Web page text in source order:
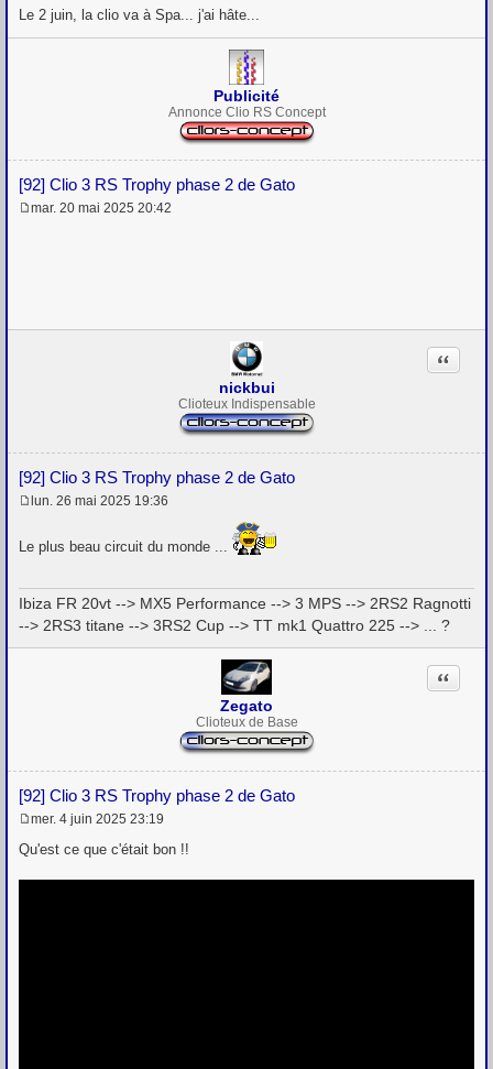
s
a
g
Le 2 juin, la clio va à Spa... j'ai hâte...
Publicité
Annonce Clio RS Concept
[92] Clio 3 RS Trophy phase 2 de Gato
mar. 20 mai 2025 20:42
nickbui
Clioteux Indispensable
[92] Clio 3 RS Trophy phase 2 de Gato
Citation
s
g
e
lun. 26 mai 2025 19:36
Le plus beau circuit du monde ...
Ibiza FR 20vt --> MX5 Performance --> 3 MPS --> 2RS2 Ragnotti
--> 2RS3 titane --> 3RS2 Cup --> TT mk1 Quattro 225 --> ... ?
Zegato
Clioteux de Base
[92] Clio 3 RS Trophy phase 2 de Gato
Citation
e
s
mer. 4 juin 2025 23:19
Qu'est ce que c'était bon !!